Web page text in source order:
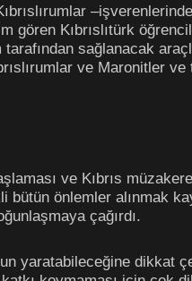
gören Kıbrıslıtürk
sağlanacak
ve Maronitler
ve Kıbrıs
önlemler alınmak
çağırdı.
yaratabileceğine dikkat